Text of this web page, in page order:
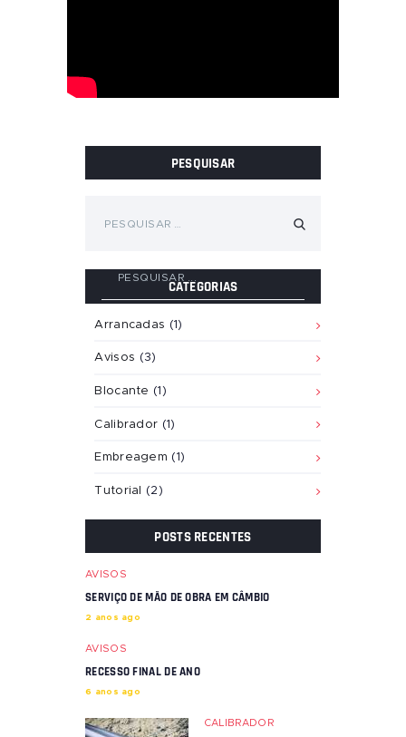
PESQUISAR
por:
CATEGORIAS
Arrancadas (1)
Avisos (3)
Blocante (1)
Calibrador (1)
Embreagem (1)
Tutorial (2)
POSTS RECENTES
AVISOS
SERVIÇO DE MÃO DE OBRA EM CÂMBIO
2 anos ago
AVISOS
RECESSO FINAL DE ANO
6 anos ago
CALIBRADOR